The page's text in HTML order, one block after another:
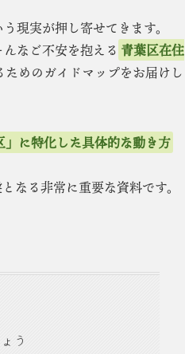
現実が押し寄せてきます。
なご不安を抱える 青葉区在住
めのガイドマップをお届けし
」に特化した具体的な動き方
なる非常に重要な資料です。
う